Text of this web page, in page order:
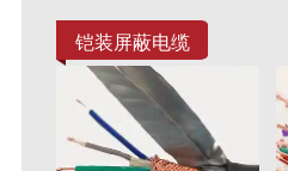
铠装屏蔽电缆